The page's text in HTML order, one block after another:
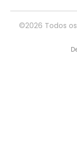
©2026 Todos